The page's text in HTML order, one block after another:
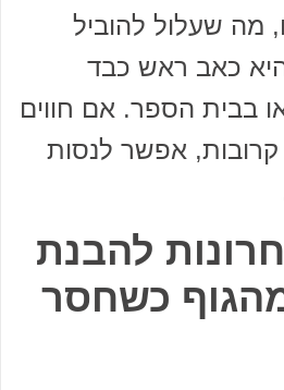
מה שעלול להוביל
כאב ראש כבד
בבית הספר. אם חווים
אפשר לנסות
להבנת
כשחסר